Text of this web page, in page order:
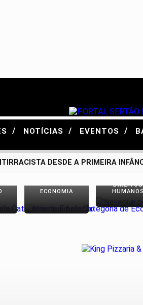
/ NOTÍCIAS / EVENTOS /
DESDE A PRIMEIRA
ECONOMIA
DIREITOS
HUMANOS